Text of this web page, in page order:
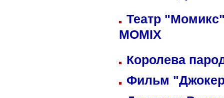
Театр
MOMIX
Королева
Фильм